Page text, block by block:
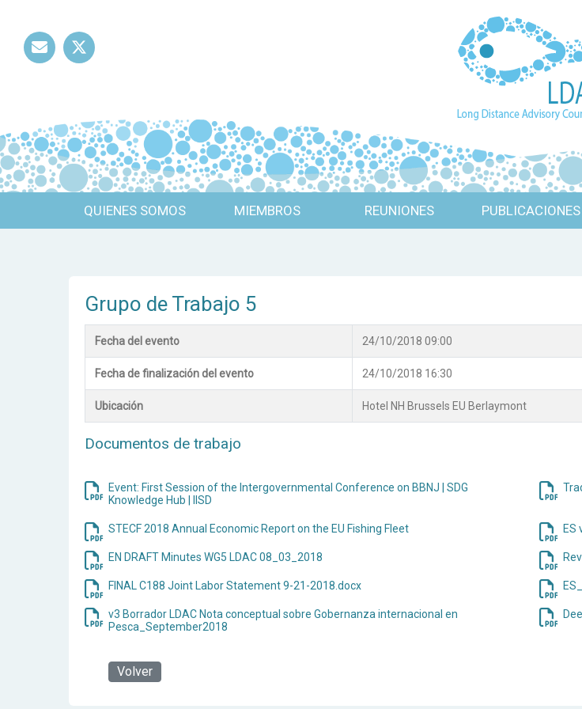
QUIENES SOMOS MIEMBROS REUNIONES PUBLICACIONES
Grupo de Trabajo 5
Documentos de trabajo
Event: First Session of the Intergovernmental Conference on BBNJ | SDG
Knowledge Hub | IISD
STECF 2018 Annual Economic Report on the EU Fishing Fleet ES
EN DRAFT Minutes WG5 LDAC 08_03_2018
FINAL C188 Joint Labor Statement 9-21-2018.docx
v3 Borrador LDAC Nota conceptual sobre Gobernanza internacional en
Pesca_September2018
Fecha del evento 24/10/2018 09:00
Fecha de finalización del evento 24/10/2018 16:30
Ubicación Hotel NH Brussels EU Berlaymont
Volver